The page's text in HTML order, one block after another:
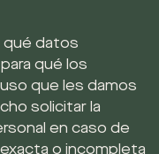
qué datos
qué los
que les damos
solicitar la
en caso de
o incompleta